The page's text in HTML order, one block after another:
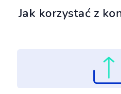
Jak korzystać z